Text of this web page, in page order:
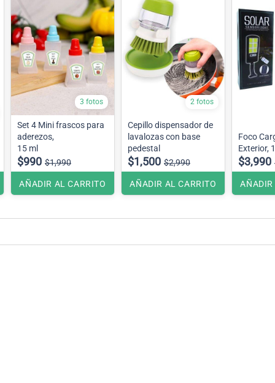
3 fotos
Set 4 Mini frascos para
aderezos,
15 ml
$990 $1,990
AÑADIR AL CARRITO
2 fotos
Cepillo dispensador de
lavalozas con base
pedestal
$1,500 $2,990
AÑADIR AL CARRITO
Foco
Exterior,
$3,990
AÑADIR